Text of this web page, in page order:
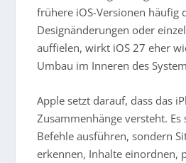
frühere iOS-Versionen häufig
Designänderungen oder
auffielen, wirkt iOS 27 eher
Umbau im Inneren des
Apple setzt darauf, dass das
Zusammenhänge versteht.
Befehle ausführen, sondern
erkennen, Inhalte einordnen,